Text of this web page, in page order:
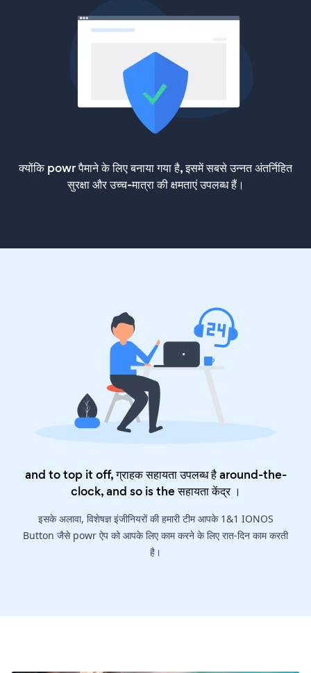
क्योंकि powr पैमाने के लिए बनाया गया है, इसमें सबसे उन्नत अंतर्निहित
सुरक्षा और उच्च-मात्रा की क्षमताएं उपलब्ध हैं।
and to top it off, ग्राहक सहायता उपलब्ध है around-the-
clock, and so is theसहायता केंद्र।
इसके अलावा, विशेषज्ञ इंजीनियरों की हमारी टीम आपके 1&1 IONOS
Button जैसे powr ऐप को आपके लिए काम करने के लिए रात-दिन काम करती
है।